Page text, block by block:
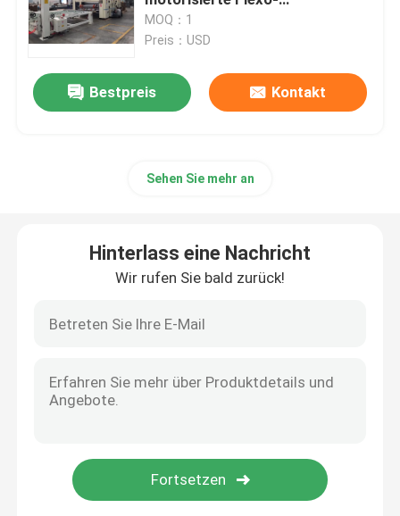
Karton-Kasten, der Maschine herstellt
Karton-stempelschneidene Maschine
Verpackenkasten, der Maschine herstellt
Faltende Gluer-Maschine
Gewölbter Kasten, der Maschinerie herstellt
Gewölbte Kasten-Druckmaschine
Drucknutmaschine
MOQ：1
Preis：USD
Bestpreis Kontakt
Sehen Sie mehr an
Hinterlass eine Nachricht
Wir rufen Sie bald zurück!